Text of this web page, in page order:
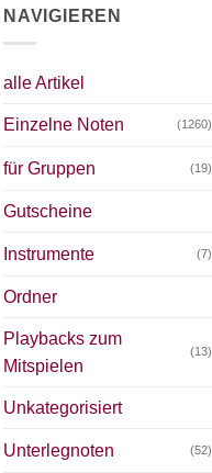
NAVIGIEREN
alle Artikel
Einzelne Noten (1260)
für Gruppen (19)
Gutscheine
Instrumente (7)
Ordner
Playbacks zum
Mitspielen
(13)
Unkategorisiert
Unterlegnoten (52)